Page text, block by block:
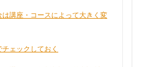
講座・コースによって大きく変
ェックしておく